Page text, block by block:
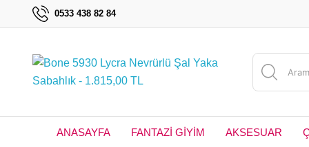
0533 438 82 84
ANASAYFA FANTAZİ GİYİM AKSESUAR